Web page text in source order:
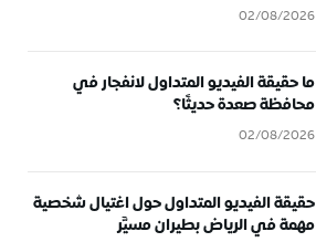
02/08/2026
ما حقيقة الفيديو المتداول لانفجار في
محافظة صعدة حديثًا؟
02/08/2026
حقيقة الفيديو المتداول حول اغتيال شخصية
مهمة في الرياض بطيران مسيَّر